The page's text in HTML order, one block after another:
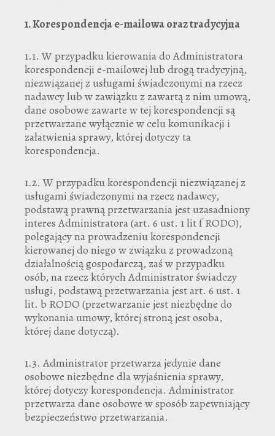
1.Korespondencja e-mailowa oraz tradycyjna
1.1. W przypadku kierowania do Administratora
korespondencji e-mailowej lub drogą tradycyjną,
niezwiązanej z usługami świadczonymi na rzecz
nadawcy lub w zawiązku z zawartą z nim umową,
dane osobowe zawarte w tej korespondencji są
przetwarzane wyłącznie w celu komunikacji i
załatwienia sprawy, której dotyczy ta
korespondencja.
1.2. W przypadku korespondencji niezwiązanej z
usługami świadczonymi na rzecz nadawcy,
podstawą prawną przetwarzania jest uzasadniony
interes Administratora (art. 6 ust. 1 lit f RODO),
polegający na prowadzeniu korespondencji
kierowanej do niego w związku z prowadzoną
działalnością gospodarczą, zaś w przypadku
osób, na rzecz których Administrator świadczy
usługi, podstawą przetwarzania jest art. 6 ust. 1
lit. b RODO (przetwarzanie jest niezbędne do
wykonania umowy, której stroną jest osoba,
której dane dotyczą).
1.3. Administrator przetwarza jedynie dane
osobowe niezbędne dla wyjaśnienia sprawy,
której dotyczy korespondencja. Administrator
przetwarza dane osobowe w sposób zapewniający
bezpieczeństwo przetwarzania.